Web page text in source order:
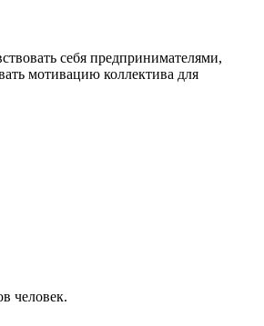
себя предпринимателями,
мотивацию коллектива для
человек.